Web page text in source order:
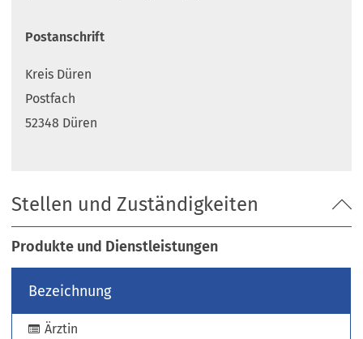
f
e
t
i
e
m
n
e
n
T
Postanschrift
Kreis Düren
Postfach
52348 Düren
Stellen und Zuständigkeiten
Produkte und Dienstleistungen
Bezeichnung
Ärztin